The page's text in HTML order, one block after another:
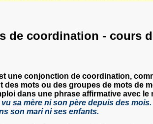
de coordination - cours
une conjonction de coordination,
des mots ou des groupes de mots de
dans une phrase affirmative avec le
sa mère ni son père depuis des mois.
son mari ni ses enfants.